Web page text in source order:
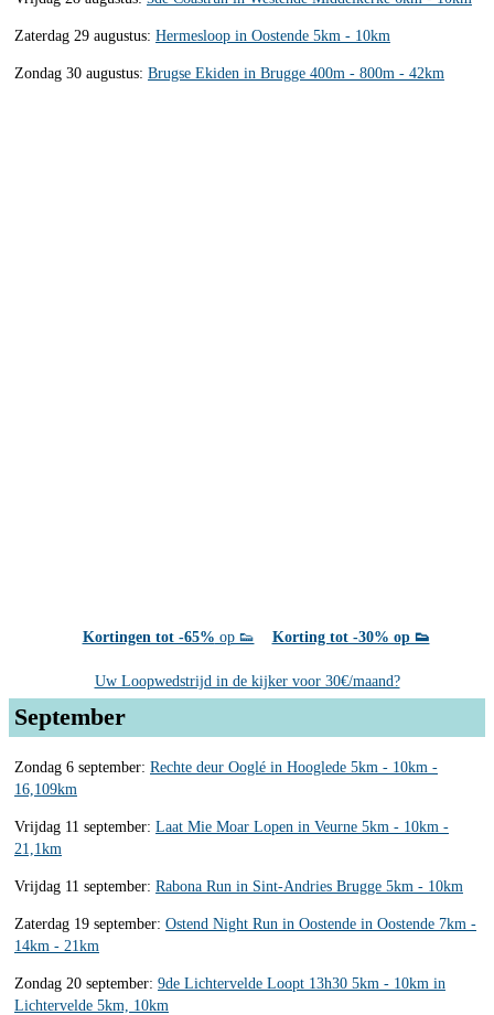
Zaterdag 29 augustus: Hermesloop in Oostende 5km - 10km
Zondag 30 augustus: Brugse Ekiden in Brugge 400m - 800m - 42km
Kortingen tot -65% op 👟 Korting tot -30% op 👟
Uw Loopwedstrijd in de kijker voor 30€/maand?
September
Zondag 6 september: Rechte deur Ooglé in Hooglede 5km - 10km -
16,109km
Vrijdag 11 september: Laat Mie Moar Lopen in Veurne 5km - 10km -
21,1km
Vrijdag 11 september: Rabona Run in Sint-Andries Brugge 5km - 10km
Zaterdag 19 september: Ostend Night Run in Oostende in Oostende 7km -
14km - 21km
Zondag 20 september: 9de Lichtervelde Loopt 13h30 5km - 10km in
Lichtervelde 5km, 10km